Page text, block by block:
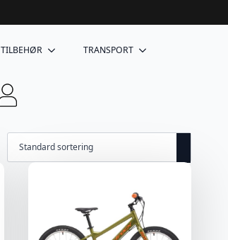
TILBEHØR TRANSPORT